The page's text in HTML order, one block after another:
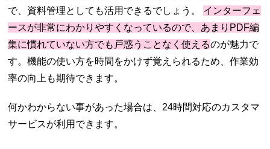
で、資料管理としても活用できるでしょう。 インターフェ
ースが非常にわかりやすくなっているので、あまりPDF編
集に慣れていない方でも戸惑うことなく使えるのが魅力で
す。機能の使い方を時間をかけず覚えられるため、作業効
率の向上も期待できます。
何かわからない事があった場合は、24時間対応のカスタマ
サービスが利用できます。